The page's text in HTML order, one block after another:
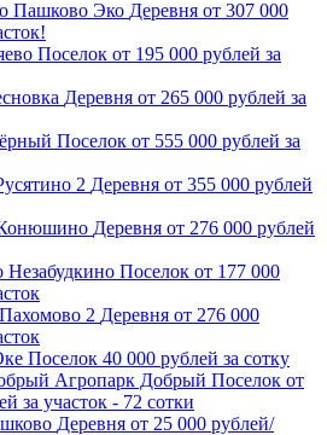
Пашково Эко Деревня от 307 000
Поселок от 195 000 рублей за
Деревня от 265 000 рублей за
Поселок от 555 000 рублей за
2 Деревня от 355 000 рублей
Деревня от 276 000 рублей
Незабудкино Поселок от 177 000
Пахомово 2 Деревня от 276 000
Поселок 40 000 рублей за сотку
Агропарк Добрый Поселок от
за участок - 72 сотки
Деревня от 25 000 рублей/